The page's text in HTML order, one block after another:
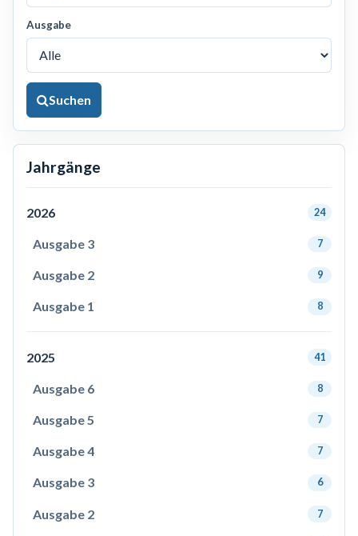
Ausgabe
Suchen
Jahrgänge
2026 24
Ausgabe 3 7
Ausgabe 2 9
Ausgabe 1 8
2025 41
Ausgabe 6 8
Ausgabe 5 7
Ausgabe 4 7
Ausgabe 3 6
Ausgabe 2 7